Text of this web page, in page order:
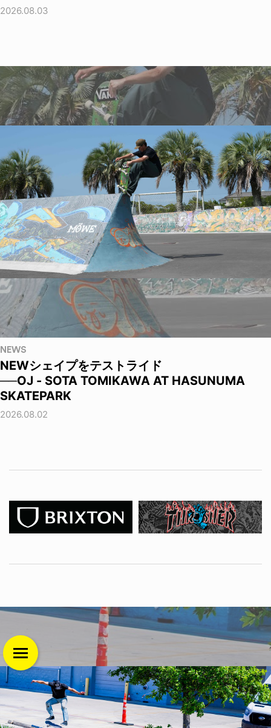
2026.08.03
NEWS
NEWシェイプをテストライド
──OJ - SOTA TOMIKAWA AT HASUNUMA
SKATEPARK
2026.08.02